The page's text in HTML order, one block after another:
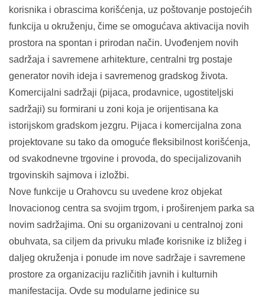
korisnika i obrascima korišćenja, uz poštovanje postojećih
funkcija u okruženju, čime se omogućava aktivacija novih
prostora na spontan i prirodan način. Uvođenjem novih
sadržaja i savremene arhitekture, centralni trg postaje
generator novih ideja i savremenog gradskog života.
Komercijalni sadržaji (pijaca, prodavnice, ugostiteljski
sadržaji) su formirani u zoni koja je orijentisana ka
istorijskom gradskom jezgru. Pijaca i komercijalna zona
projektovane su tako da omoguće fleksibilnost korišćenja,
od svakodnevne trgovine i provoda, do specijalizovanih
trgovinskih sajmova i izložbi.
Nove funkcije u Orahovcu su uvedene kroz objekat
Inovacionog centra sa svojim trgom, i proširenjem parka sa
novim sadržajima. Oni su organizovani u centralnoj zoni
obuhvata, sa ciljem da privuku mlađe korisnike iz bližeg i
daljeg okruženja i ponude im nove sadržaje i savremene
prostore za organizaciju različitih javnih i kulturnih
manifestacija. Ovde su modularne jedinice su